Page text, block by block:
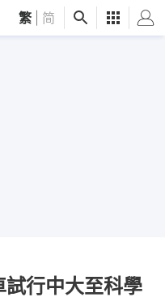
繁 简
行中大至科學